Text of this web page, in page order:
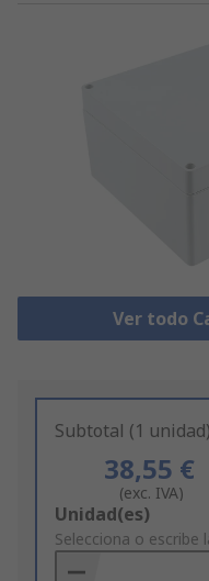
Ver todo
Subtotal (1
38,55 €
(exc. IVA)
Add
to
Basket
Unidad(es)
Selecciona o escribe